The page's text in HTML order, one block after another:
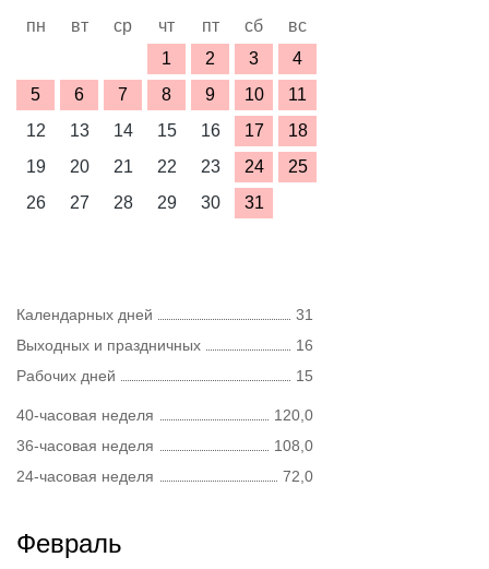
пн вт ср чт пт сб
вс
1
2 3
4
5
6 7 8 9 10
11
12
13 14 15 16 17
18
19
20 21 22 23 24
25
26
27 28 29 30 31
Календарных дней
31
Выходных и праздничных
16
Рабочих дней
15
40-часовая неделя
120,0
36-часовая неделя
108,0
24-часовая неделя
72,0
Февраль